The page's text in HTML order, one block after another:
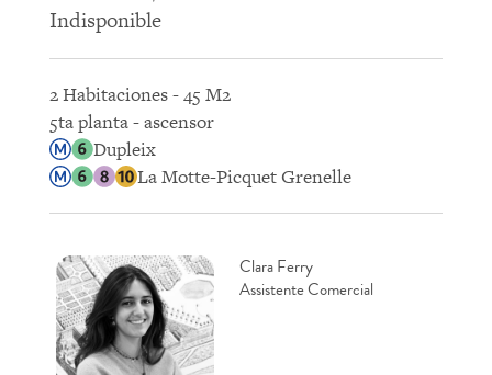
Indisponible
2 Habitaciones - 45 M2
5ta planta - ascensor
Dupleix
La Motte-Picquet Grenelle
Clara Ferry
Assistente Comercial